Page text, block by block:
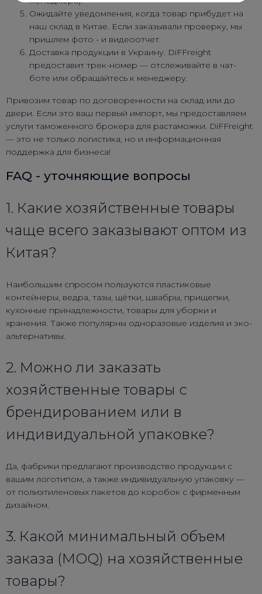
Ожидайте уведомления, когда товар прибудет на
наш склад в Китае. Если заказывали проверку, мы
пришлем фото - и видеоотчет.
Доставка продукции в Украину. DiFFreight
предоставит трек-номер — отслеживайте в чат-
боте или обращайтесь к менеджеру.
Привозим товар по договоренности на склад или до
двери. Если это ваш первый импорт, мы предоставляем
услуги таможенного брокера для растаможки. DiFFreight
— это не только логистика, но и информационная
поддержка для бизнеса!
FAQ - уточняющие вопросы
1. Какие хозяйственные товары
чаще всего заказывают оптом из
Китая?
Наибольшим спросом пользуются пластиковые
контейнеры, ведра, тазы, щётки, швабры, прищепки,
кухонные принадлежности, товары для уборки и
хранения. Также популярны одноразовые изделия и эко-
альтернативы.
2. Можно ли заказать
хозяйственные товары с
брендированием или в
индивидуальной упаковке?
Да, фабрики предлагают производство продукции с
вашим логотипом, а также индивидуальную упаковку —
от полиэтиленовых пакетов до коробок с фирменным
дизайном.
3. Какой минимальный объем
заказа (MOQ) на хозяйственные
товары?